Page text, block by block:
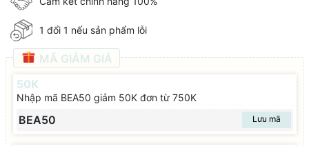
1 đổi 1 nếu sản phẩm lỗi
MÃ GIẢM GIÁ
50K
Nhập mã BEA50 giảm 50K đơn từ 750K
BEA50 Lưu mã